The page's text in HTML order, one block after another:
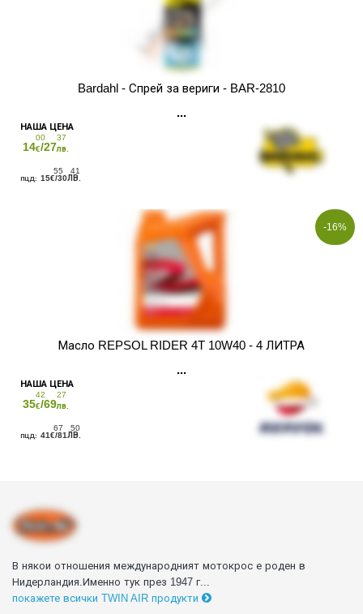
В някои отношения международният мотокрос е роден в
Нидерландия.Именно тук през 1947 г...
покажете всички TWIN AIR продукти
Bardahl - Спрей за вериги - BAR-2810
14
00
€/27
37
лв.
15
55
€/30
41
ЛВ.
-16%
Масло REPSOL RIDER 4T 10W40 - 4 ЛИТРА
35
42
€/69
27
лв.
41
67
€/81
50
ЛВ.